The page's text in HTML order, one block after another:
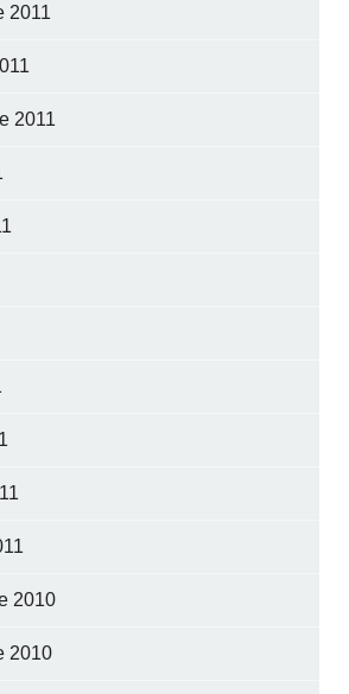
2011
2011
2010
2010